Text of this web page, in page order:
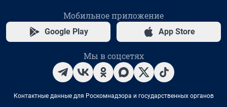
Мобильное приложение
Google Play App Store
Мы в соцсетях
Контактные данные для Роскомнадзора и государственных органов